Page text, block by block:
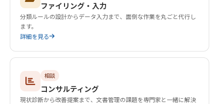
ファイリング・入力
分類ルールの設計からデータ入力まで、面倒な作業を丸ごと代行し
ます。
詳細を見る
相談
コンサルティング
現状診断から改善提案まで、文書管理の課題を専門家と一緒に解決